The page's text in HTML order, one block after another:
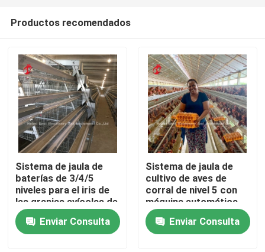
Inicio
Sobre nosotros
Productos recomendados
Sistema de jaula de
baterías de 3/4/5
niveles para el iris de
las granjas avícolas de
pollo de capa
automatizada
Enviar Consulta
Sistema de jaula de
cultivo de aves de
corral de nivel 5 con
máquina automática
de recolección de
huevos iris
galvanizado
Enviar Consulta